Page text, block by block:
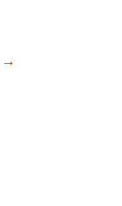
→